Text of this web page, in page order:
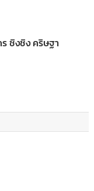
ร ชิงชิง คริษฐา